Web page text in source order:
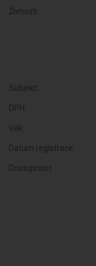
Živnosti:
Subjekt:
DPH:
Věk:
Datum registrace:
Dostupnost: